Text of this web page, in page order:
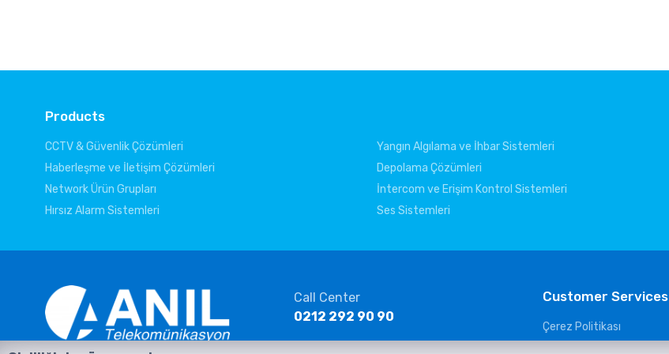
Products
CCTV & Güvenlik Çözümleri
Haberleşme ve İletişim Çözümleri
Network Ürün Grupları
Hırsız Alarm Sistemleri
Yangın Algılama ve İhbar Sistemleri
Depolama Çözümleri
İntercom ve Erişim Kontrol Sistemleri
Ses Sistemleri
Call Center
0212 292 90 90
Customer Services
Çerez Politikası